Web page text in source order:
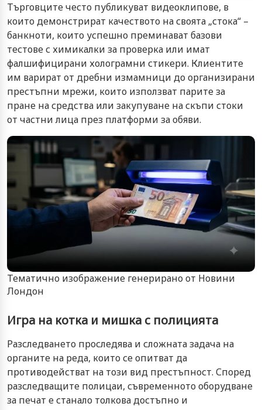
Търговците често публикуват видеоклипове, в
които демонстрират качеството на своята „стока“ –
банкноти, които успешно преминават базови
тестове с химикалки за проверка или имат
фалшифицирани холограмни стикери. Клиентите
им варират от дребни измамници до организирани
престъпни мрежи, които използват парите за
пране на средства или закупуване на скъпи стоки
от частни лица през платформи за обяви.
Тематично изображение генерирано от Новини
Лондон
Игра на котка и мишка с полицията
Разследването проследява и сложната задача на
органите на реда, които се опитват да
противодействат на този вид престъпност. Според
разследващите полицаи, съвременното оборудване
за печат е станало толкова достъпно и